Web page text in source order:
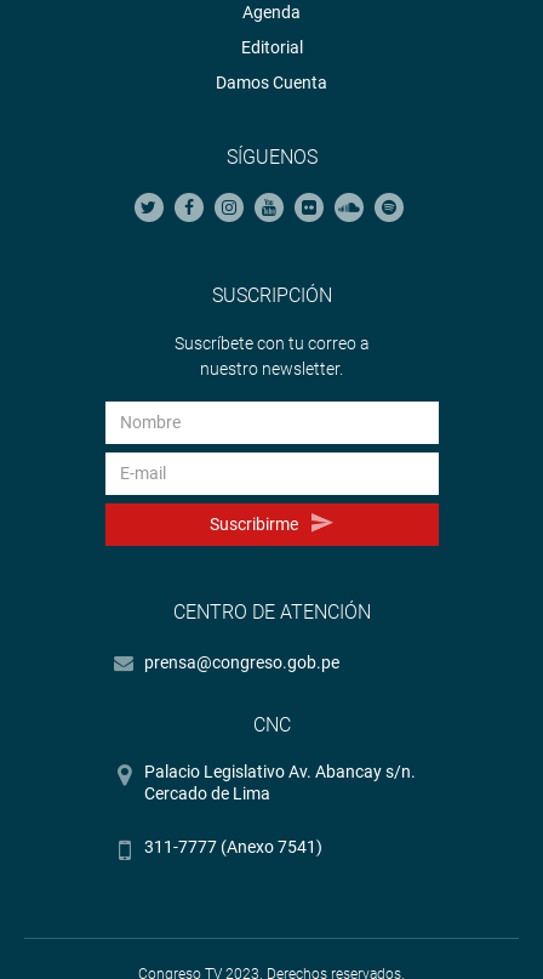
Agenda
Editorial
Damos Cuenta
SÍGUENOS
SUSCRIPCIÓN
Suscríbete con tu correo a
nuestro newsletter.
Suscribirme
CENTRO DE ATENCIÓN
prensa@congreso.gob.pe
CNC
Palacio Legislativo Av. Abancay s/n.
Cercado de Lima
311-7777 (Anexo 7541)
Congreso TV 2023. Derechos reservados.